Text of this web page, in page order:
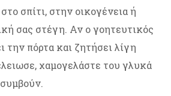
σπίτι, στην οικογένεια ή
σας στέγη. Αν ο γοητευτικός
την πόρτα και ζητήσει λίγη
χαμογελάστε του γλυκά